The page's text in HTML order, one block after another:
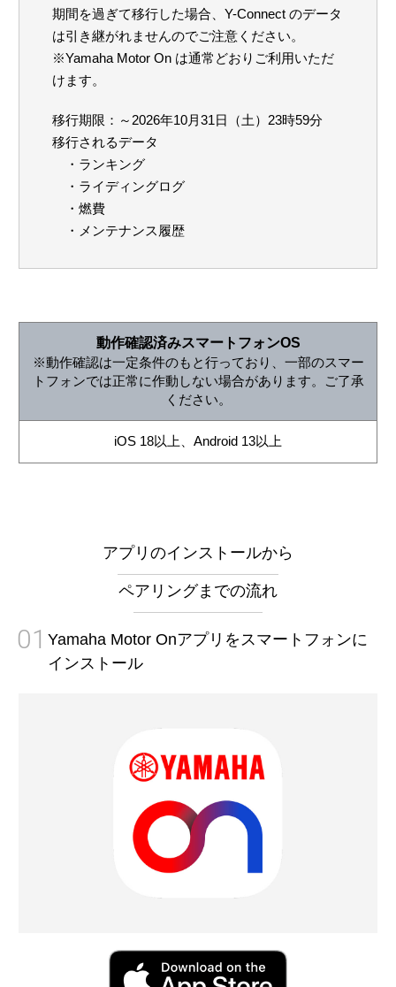
期間を過ぎて移行した場合、Y-Connect のデータ
は引き継がれませんのでご注意ください。
※Yamaha Motor On は通常どおりご利用いただ
けます。
移行期限：～2026年10月31日（土）23時59分
移行されるデータ
・ランキング
・ライディングログ
・燃費
・メンテナンス履歴
動作確認済みスマートフォンOS
※動作確認は一定条件のもと行っており、一部のスマー
トフォンでは正常に作動しない場合があります。ご了承
ください。
iOS 18以上、Android 13以上
アプリのインストールから
ペアリングまでの流れ
01 Yamaha Motor Onアプリをスマートフォンに
インストール